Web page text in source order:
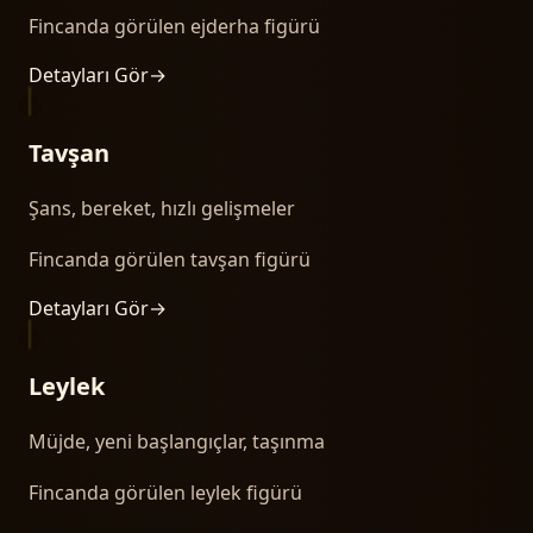
Fincanda görülen ejderha figürü
Detayları Gör→
Tavşan
Şans, bereket, hızlı gelişmeler
Fincanda görülen tavşan figürü
Detayları Gör→
Leylek
Müjde, yeni başlangıçlar, taşınma
Fincanda görülen leylek figürü